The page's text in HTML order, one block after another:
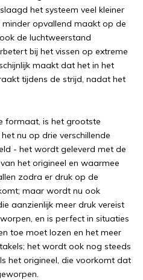
het systeem veel kleiner
opvallend maakt op de
de luchtweerstand
bij het vissen op extreme
maakt dat het in het
tijdens de strijd, nadat het
formaat, is het grootste
nu op drie verschillende
- het wordt geleverd met de
het origineel en waarmee
zodra er druk op de
maar wordt nu ook
aanzienlijk meer druk vereist
en is perfect in situaties
toe moet lozen en het meer
het wordt ook nog steeds
het origineel, die voorkomt dat